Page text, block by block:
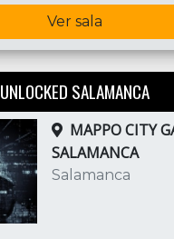
Ver sala
UNLOCKED SALAMANCA
MAPPO CITY
SALAMANCA
Salamanca